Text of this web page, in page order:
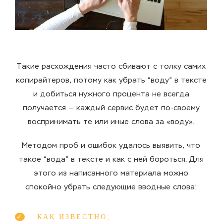
Такие расхождения часто сбивают с толку самих
копирайтеров, потому как убрать “воду” в тексте
и добиться нужного процента не всегда
получается — каждый сервис будет по-своему
воспринимать те или иные слова за «воду».
Методом проб и ошибок удалось выявить, что
такое “вода” в тексте и как с ней бороться. Для
этого из написанного материала можно
спокойно убрать следующие вводные слова:
КАК ИЗВЕСТНО;